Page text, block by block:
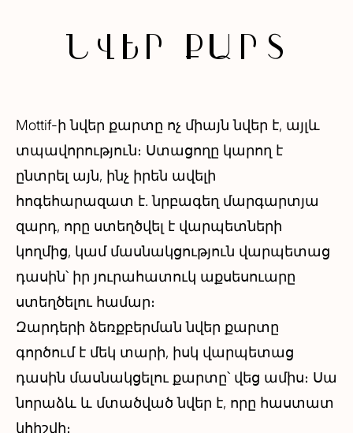
ՆՎԵՐ ՔԱՐՏ
Mottif-ի նվեր քարտը ոչ միայն նվեր է, այլև
տպավորություն։ Ստացողը կարող է
ընտրել այն, ինչ իրեն ավելի
հոգեհարազատ է․ նրբագեղ մարգարտյա
զարդ, որը ստեղծվել է վարպետների
կողմից, կամ մասնակցություն վարպետաց
դասին՝ իր յուրահատուկ աքսեսուարը
ստեղծելու համար։
Զարդերի ձեռքբերման նվեր քարտը
գործում է մեկ տարի, իսկ վարպետաց
դասին մասնակցելու քարտը՝ վեց ամիս։ Սա
նորաձև և մտածված նվեր է, որը հաստատ
կհիշվի։